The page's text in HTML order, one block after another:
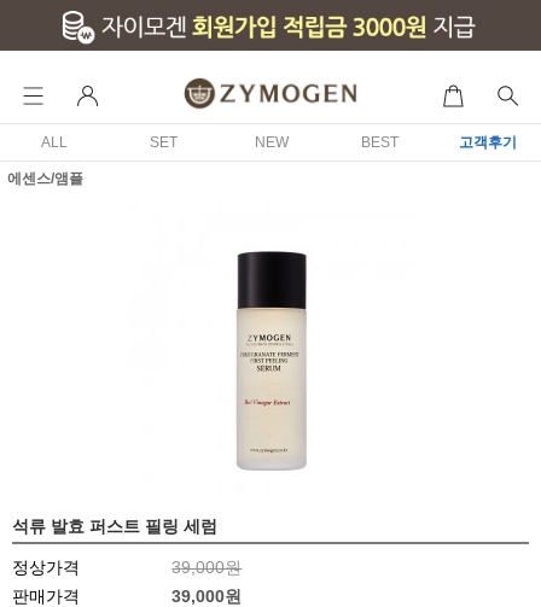
ALL SET NEW BEST 고객후기
에센스/앰플
석류 발효 퍼스트 필링 세럼
정상가격
39,000원
판매가격
39,000원